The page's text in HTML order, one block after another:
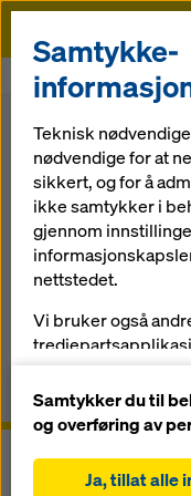
Doka
Doka Forskaling
Tilbake til
Den
for fundamenter,
Samtykke-
Teknisk
nødvendige for at
sikkert, og for å
ikke samtykker i
gjennom
nettstedet.
Vi bruker også
nettstedet vårt
løpende
nettstedet vårt
Samtykker du til
og overføring av
Ja, tillat alle